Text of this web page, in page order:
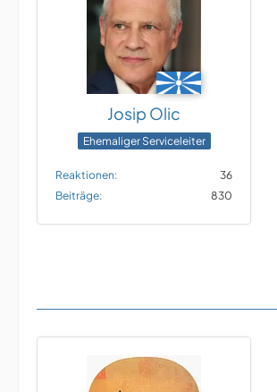
Josip Olic
Ehemaliger Serviceleiter
Reaktionen
36
Beiträge
830